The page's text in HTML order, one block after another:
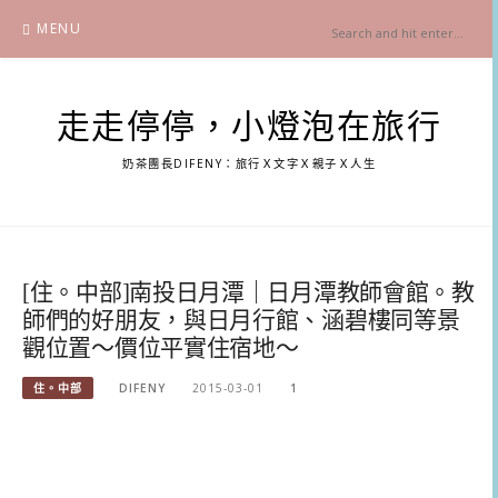
content
MENU
走走停停，小燈泡在旅行
奶茶團長DIFENY：旅行Ｘ文字Ｘ親子Ｘ人生
[住。中部]南投日月潭｜日月潭教師會館。教
師們的好朋友，與日月行館、涵碧樓同等景
觀位置～價位平實住宿地～
住。中部 DIFENY 2015-03-01 1